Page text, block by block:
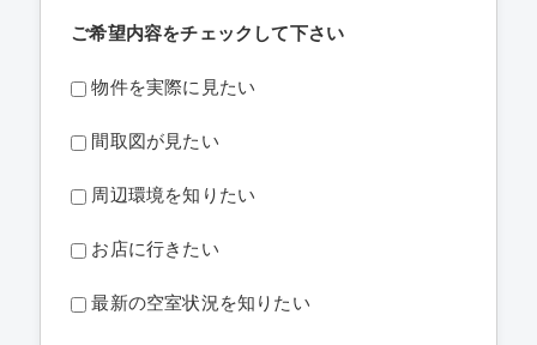
ご希望内容をチェックして下さい
物件を実際に見たい
間取図が見たい
周辺環境を知りたい
お店に行きたい
最新の空室状況を知りたい